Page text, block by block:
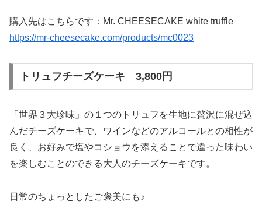
購入先はこちらです：Mr. CHEESECAKE white truffle
https://mr-cheesecake.com/products/mc0023
トリュフチーズケーキ 3,800円
「世界３大珍味」の１つのトリュフを生地に贅沢に混ぜ込
んだチーズケーキで、ワインなどのアルコールとの相性が
良く、お好みで塩やコショウを添えることで違った味わい
を楽しむことのできる大人のチーズケーキです。
日常のちょっとしたご褒美にも♪